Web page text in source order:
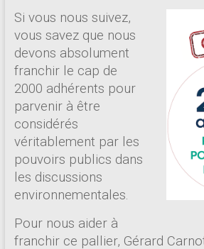
Si vous nous suivez,
vous savez que nous
devons absolument
franchir le cap de
2000 adhérents pour
parvenir à être
considérés
véritablement par les
pouvoirs publics dans
les discussions
environnementales.
Pour nous aider à
franchir ce pallier, Gérard